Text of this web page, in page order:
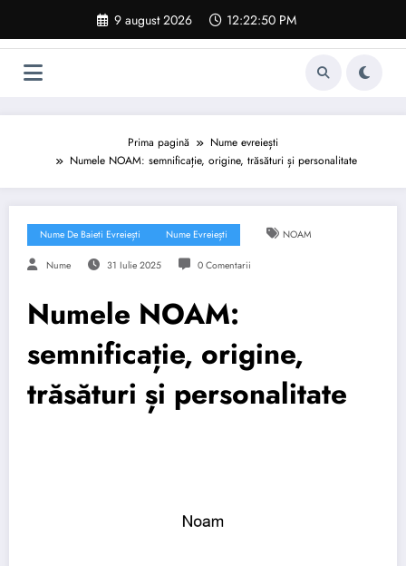
conținut
9 august 2026 12:22:51 PM
Prima pagină
Nume evreiești
Numele NOAM: semnificație, origine, trăsături și personalitate
Nume De Baieti Evreiești Nume Evreiești NOAM
Nume 31 Iulie 2025 0 Comentarii
Numele NOAM:
semnificație, origine,
trăsături și personalitate